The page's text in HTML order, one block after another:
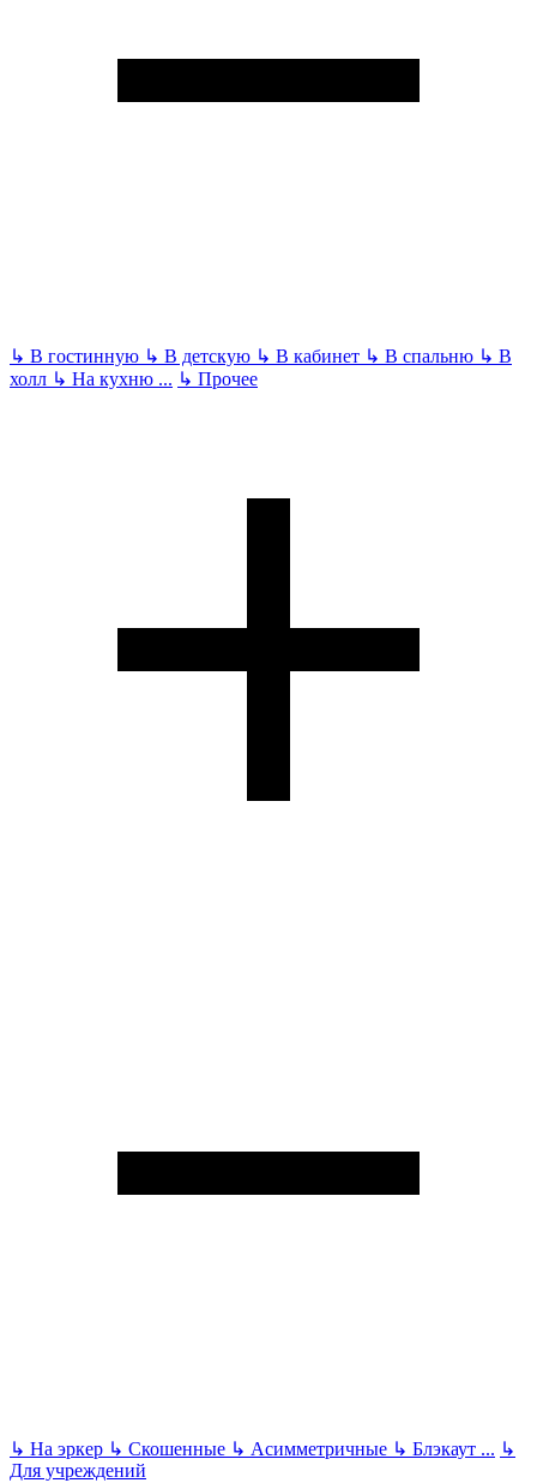
↳ В гостинную ↳ В детскую ↳ В кабинет ↳ В спальню ↳ В
холл ↳ На кухню ... ↳ Прочее
↳ На эркер ↳ Скошенные ↳ Асимметричные ↳ Блэкаут ... ↳
Для учреждений